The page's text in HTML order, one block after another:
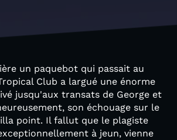
un paquebot qui passait au
Club a largué une énorme
jusqu'aux transats de George et
son échouage sur le
point. Il fallut que le plagiste
à jeun, vienne